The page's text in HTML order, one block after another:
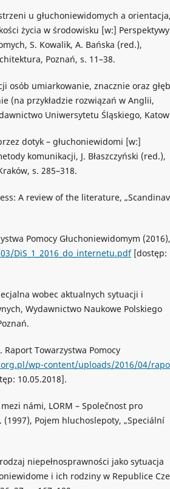
u głuchoniewidomych a orientacja,
życia w środowisku [w:] Perspektywy
S. Kowalik, A. Bańska (red.),
Poznań, s. 11–38.
osób umiarkowanie, znacznie oraz
(na przykładzie rozwiązań w Anglii,
Uniwersytetu Śląskiego,
dotyk – głuchoniewidomi [w:]
komunikacji, J. Błaszczyński (red.),
s. 285–318.
A review of the literature,
Pomocy Głuchoniewidomym (2016),
DiS_1_2016_do_internetu.pdf[dostęp:
wobec aktualnych sytuacji i
Wydawnictwo Naukowe Polskiego
Raport Towarzystwa Pomocy
wp-content/uploads/2016/04/
10.05.2018].
námi, LORM – Společnost pro
(1997), Pojem hluchoslepoty, „Speciální
niepełnosprawności jako sytuacja
i ich rodziny w Republice